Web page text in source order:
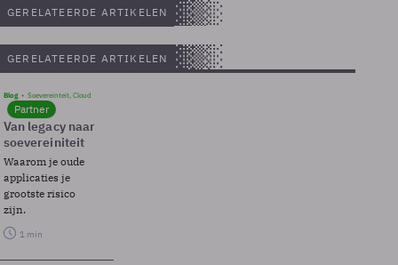
GERELATEERDE ARTIKELEN
GERELATEERDE ARTIKELEN
Blog Soevereinteit, Cloud
Partner
Van legacy naar
soevereiniteit
Waarom je oude
applicaties je
grootste risico
zijn.
1 min